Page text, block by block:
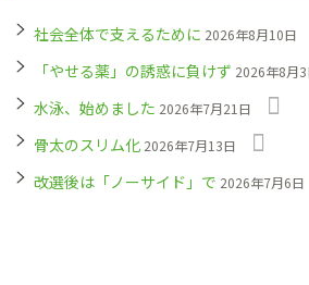
社会全体で支えるために 2026年8月10日
「やせる薬」の誘惑に負けず 2026年8月3
水泳、始めました 2026年7月21日
骨太のスリム化 2026年7月13日
改選後は「ノーサイド」で 2026年7月6日